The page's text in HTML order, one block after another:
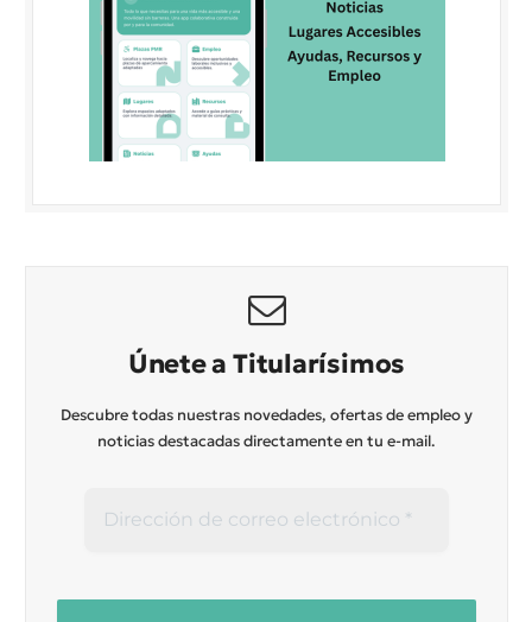
Únete a Titularísimos
Descubre todas nuestras novedades, ofertas de empleo y
noticias destacadas directamente en tu e-mail.